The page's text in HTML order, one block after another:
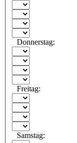
Donnerstag:
Freitag:
Samstag: